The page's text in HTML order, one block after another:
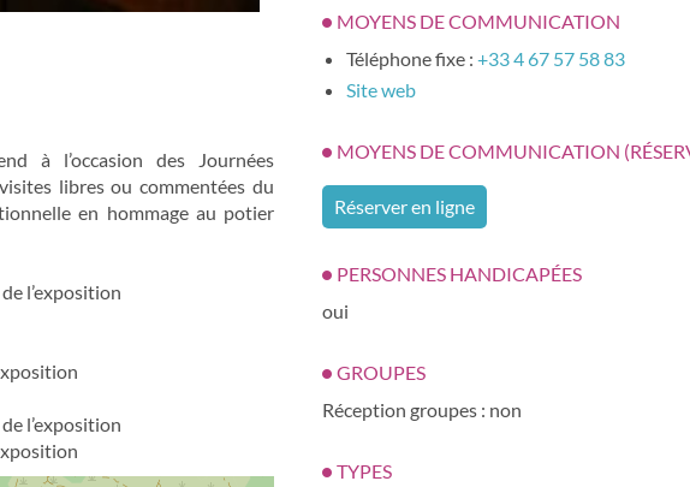
à l’occasion des Journées
libres ou commentées du
en hommage au potier
l’exposition
l’exposition
MOYENS DE COMMUNICATION
Téléphone fixe : +33 4 67 57 58 83
Site web
MOYENS DE COMMUNICATION
Réserver en ligne
PERSONNES HANDICAPÉES
oui
GROUPES
Réception groupes : non
TYPES